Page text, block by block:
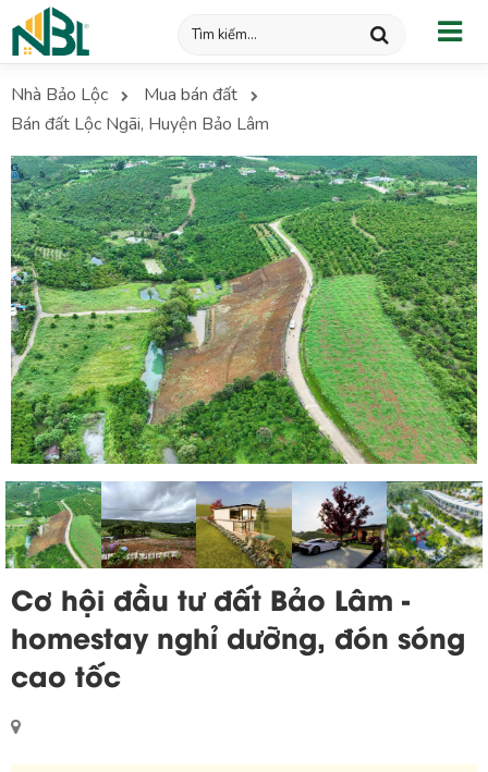
Nhà Bảo Lộc
Mua bán đất
Bán đất Lộc Ngãi, Huyện Bảo Lâm
Cơ hội đầu tư đất Bảo Lâm -
homestay nghỉ dưỡng, đón sóng
cao tốc